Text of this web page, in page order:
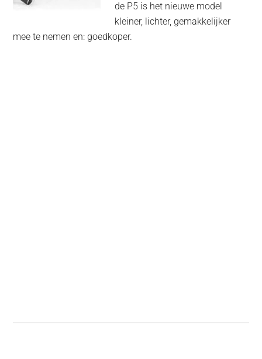
de P5 is het nieuwe model
kleiner, lichter, gemakkelijker
mee te nemen en: goedkoper.